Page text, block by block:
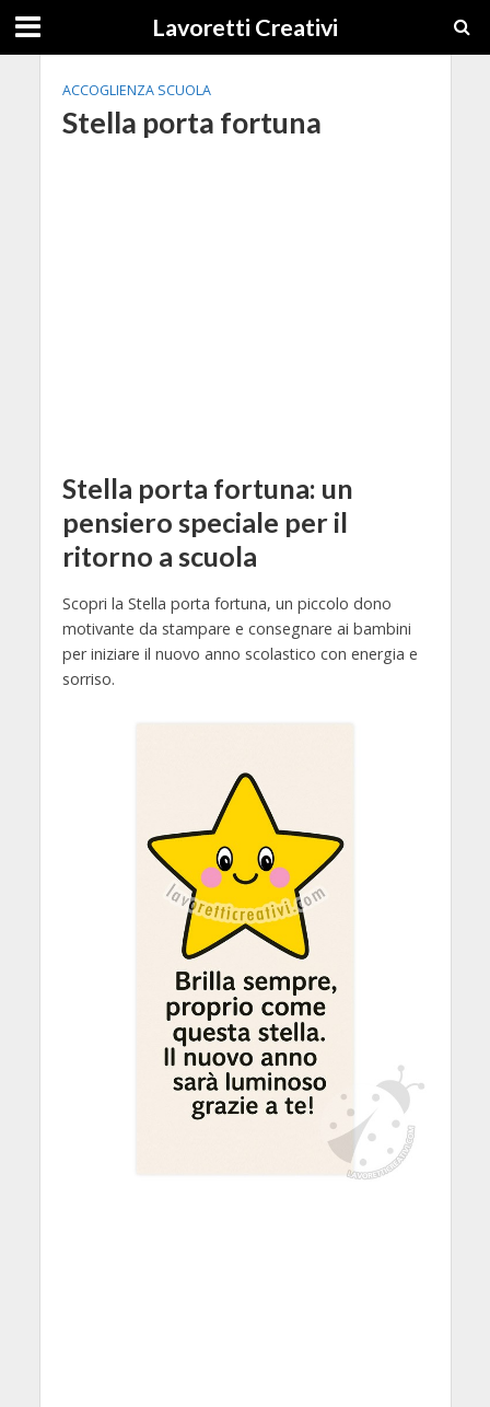
Lavoretti Creativi
ACCOGLIENZA SCUOLA
Stella porta fortuna
Stella porta fortuna: un
pensiero speciale per il
ritorno a scuola
Scopri la Stella porta fortuna, un piccolo dono
motivante da stampare e consegnare ai bambini
per iniziare il nuovo anno scolastico con energia e
sorriso.